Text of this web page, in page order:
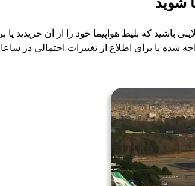
باشید که بلیط هواپیما خود را از آن
شده یا برای اطلاع از تغییرات احتمالی در